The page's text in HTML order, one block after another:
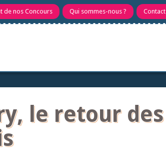
de nos Concours Qui sommes-nous ? Contact
le retour des